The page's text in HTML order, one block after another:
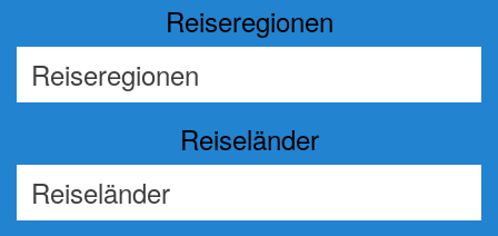
Reiseregionen
Reiseländer